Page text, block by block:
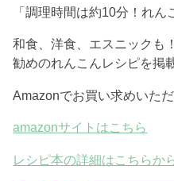
「調理時間は約10分！れん
和食、洋食、エスニックも
勧めのれんこんレシピを掲
Amazonでお買い求めいただ
amazonサイトはこちら
レシピ本の詳細はこちらか